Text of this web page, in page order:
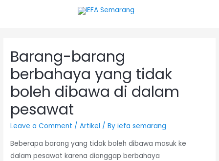
Barang-barang
berbahaya yang tidak
boleh dibawa di dalam
pesawat
Leave a Comment /Artikel / Byiefa semarang
Beberapa barang yang tidak boleh dibawa masuk ke
dalam pesawat karena dianggap berbahaya